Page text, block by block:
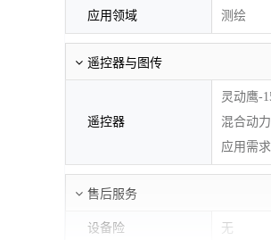
应用领域 测绘
遥控器与图传
遥控器
灵动鹰-
混合动
应用需
售后服务
设备险 无